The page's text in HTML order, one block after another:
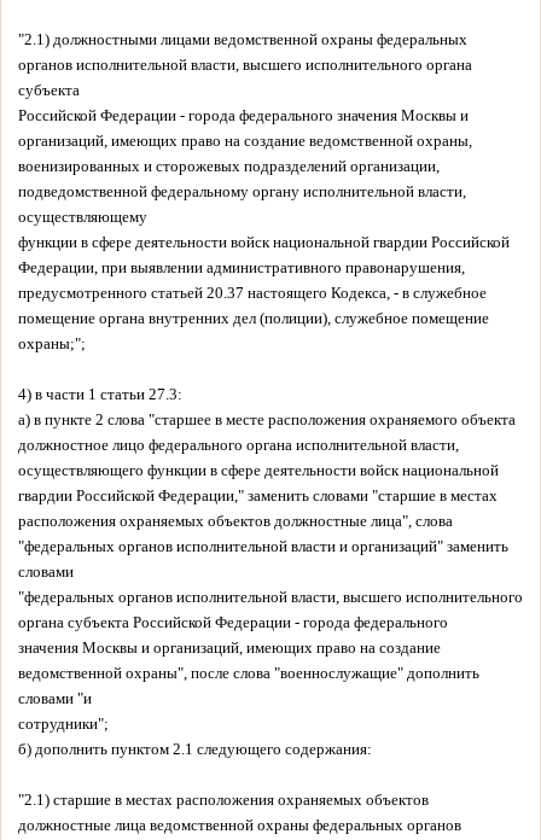
"2.1) должностными лицами ведомственной охраны федеральных
органов исполнительной власти, высшего исполнительного органа
субъекта
Российской Федерации - города федерального значения Москвы и
организаций, имеющих право на создание ведомственной охраны,
военизированных и сторожевых подразделений организации,
подведомственной федеральному органу исполнительной власти,
осуществляющему
функции в сфере деятельности войск национальной гвардии Российской
Федерации, при выявлении административного правонарушения,
предусмотренного статьей 20.37 настоящего Кодекса, - в служебное
помещение органа внутренних дел (полиции), служебное помещение
охраны;";
4) в части 1 статьи 27.3:
а) в пункте 2 слова "старшее в месте расположения охраняемого объекта
должностное лицо федерального органа исполнительной власти,
осуществляющего функции в сфере деятельности войск национальной
гвардии Российской Федерации," заменить словами "старшие в местах
расположения охраняемых объектов должностные лица", слова
"федеральных органов исполнительной власти и организаций" заменить
словами
"федеральных органов исполнительной власти, высшего исполнительного
органа субъекта Российской Федерации - города федерального
значения Москвы и организаций, имеющих право на создание
ведомственной охраны", после слова "военнослужащие" дополнить
словами "и
сотрудники";
б) дополнить пунктом 2.1 следующего содержания:
"2.1) старшие в местах расположения охраняемых объектов
должностные лица ведомственной охраны федеральных органов